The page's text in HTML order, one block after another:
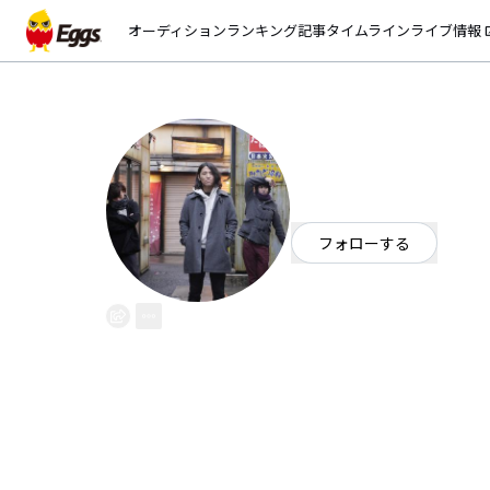
オーディションランキング記事タイムラインライブ情報
フォローする